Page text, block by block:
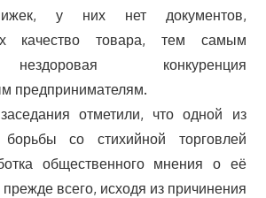
у них нет документов,
качество товара, тем самым
конкуренция
предпринимателям.
отметили, что одной из
со стихийной торговлей
общественного мнения о её
всего, исходя из причинения